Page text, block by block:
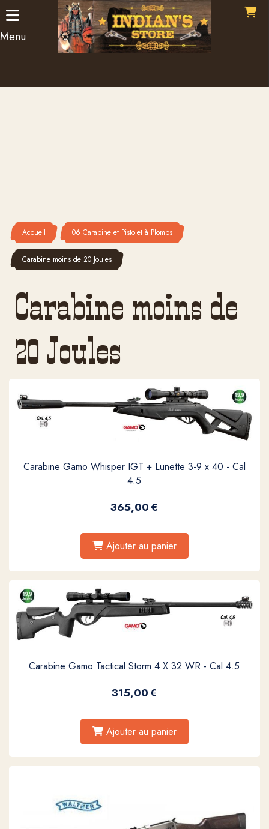
Menu
Accueil 06 Carabine et Pistolet à Plombs
Carabine moins de 20 Joules
Carabine moins de
20 Joules
Carabine Gamo Whisper IGT + Lunette 3-9 x 40 - Cal
4.5
365,00€
Ajouter au panier
Carabine Gamo Tactical Storm 4 X 32 WR - Cal 4.5
315,00€
Ajouter au panier
Panneau de gestion des cookies